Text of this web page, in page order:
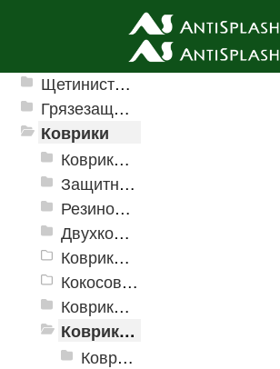
Ячеистые грязезащитные покрытия
Щетинистые покрытия
Грязезащитные, влаговпитывающие покрытия
Коврики
Коврики влаговпитывающие
Защитные коврики и лотки
Резиновые коврики
Двухкомпонентные коврики
Коврики на пенорезине
Кокосовые коврики
Коврики для ванн
Коврики и дорожки пористые (Лапша)
Коврики «Лапша»